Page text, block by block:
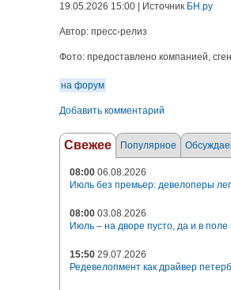
19.05.2026 15:00 | Источник БН.ру
Автор: пресс-релиз
Фото: предоставлено компанией,
на форум
Добавить комментарий
Свежее Популярное
08:00 06.08.2026
Июль без премьер: девелоперы
08:00 03.08.2026
Июль – на дворе пусто, да и в поле
15:50 29.07.2026
Редевелопмент как драйвер